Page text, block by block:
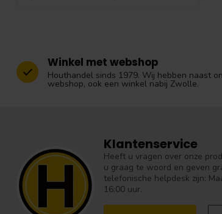
Winkel met webshop
Houthandel sinds 1979. Wij hebben naast
webshop, ook een winkel nabij Zwolle.
Klantenservice
Heeft u vragen over onze
u graag te woord en geven
telefonische helpdesk zijn:
16:00 uur.